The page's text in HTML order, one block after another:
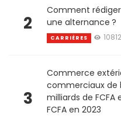
2
Comment
une alternance ?
CARRIÈRES
3
Commerce
commerciaux de
milliards de FCFA
FCFA en 2023